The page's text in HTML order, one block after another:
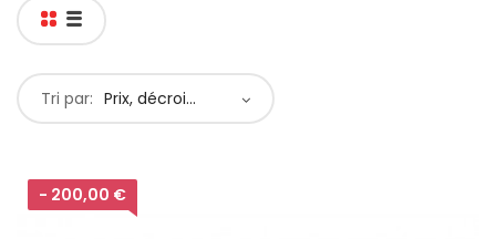
Tri par: Prix, décroissant
- 200,00 €